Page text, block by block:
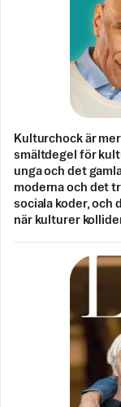
Kulturchock är
smältdegel för
unga och det
moderna och det
sociala koder, och
när kulturer